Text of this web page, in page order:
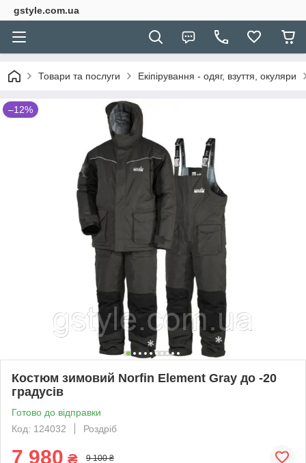
gstyle.com.ua
Товари та послуги Екіпірування - одяг, взуття, окуляри
–12%
Костюм зимовий Norfin Element Gray до -20
градусів
Готово до відправки
Код: 124032
Роздріб
7 980 ₴ 9 100 ₴